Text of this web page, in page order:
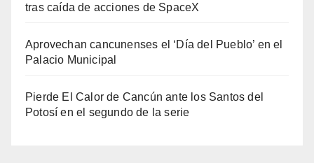
tras caída de acciones de SpaceX
Aprovechan cancunenses el ‘Día del Pueblo’ en el
Palacio Municipal
Pierde El Calor de Cancún ante los Santos del
Potosí en el segundo de la serie